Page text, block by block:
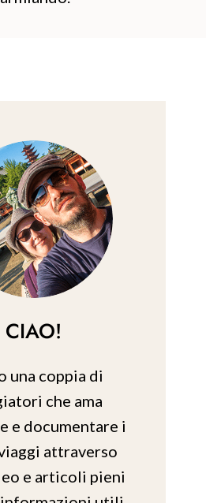
CIAO!
una coppia di
che ama
e documentare i
attraverso
e articoli pieni